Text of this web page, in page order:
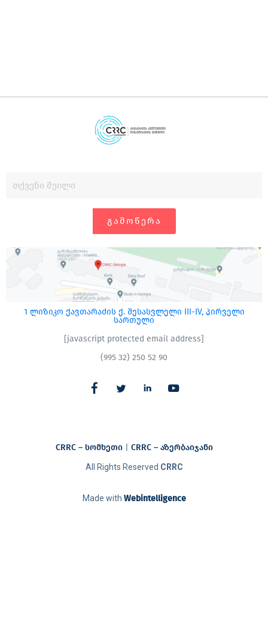
ᲒᲐᲛᲝᲬᲔᲠᲐ
1 ლიზიკო ქავთარაძის ქ. შესასვლელი III-IV, პირველი
სართული
[javascript protected email address]
(995 32) 250 52 90
Made with Webintelligence
All Rights Reserved CRRC
CRRC – სომხეთი| CRRC – აზერბაიჯანი​